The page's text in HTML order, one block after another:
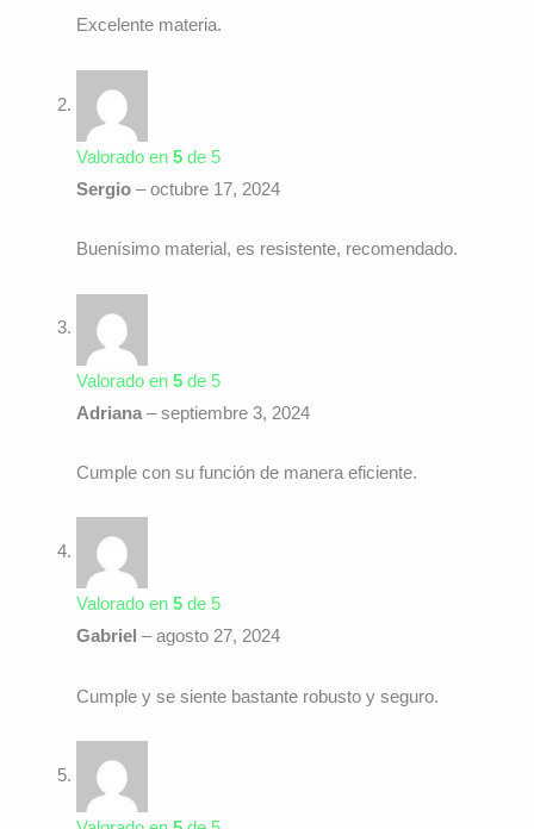
Excelente materia.
Valorado en 5de 5
Sergio – octubre 17, 2024
Buenísimo material, es resistente, recomendado.
Valorado en 5de 5
Adriana – septiembre 3, 2024
Cumple con su función de manera eficiente.
Valorado en 5de 5
Gabriel – agosto 27, 2024
Cumple y se siente bastante robusto y seguro.